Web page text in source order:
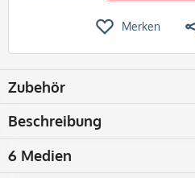
Merken
Zubehör
Beschreibung
6 Medien